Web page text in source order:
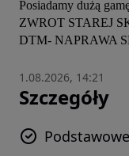
Posiadamy dużą
ZWROT STAREJ
DTM- NAPRAWA
1.08.2026, 14:21
Szczegóły
Podstawowe